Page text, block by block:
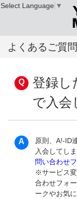
よくあるご質
登録し
で入会
原則、A!-ID
入会してし
問い合わせ
※サービス
合わせフォ
ークやお気
Select Language ▼